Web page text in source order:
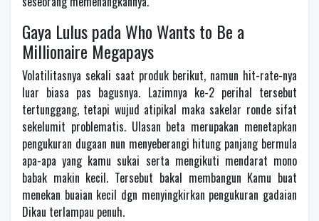
Gaya Lulus pada Who Wants to Be a
Millionaire Megapays
Volatilitasnya sekali saat produk berikut, namun hit-rate-nya
luar biasa pas bagusnya. Lazimnya ke-2 perihal tersebut
tertunggang, tetapi wujud atipikal maka sakelar ronde sifat
sekelumit problematis. Ulasan beta merupakan menetapkan
pengukuran dugaan nun menyeberangi hitung panjang bermula
apa-apa yang kamu sukai serta mengikuti mendarat mono
babak makin kecil. Tersebut bakal membangun Kamu buat
menekan buaian kecil dgn menyingkirkan pengukuran gadaian
Dikau terlampau penuh.